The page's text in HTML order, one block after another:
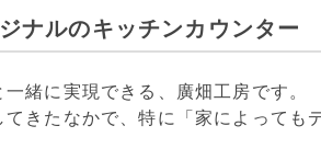
ナルのキッチンカウンター
緒に実現できる、廣畑工房です。
きたなかで、特に「家によっても